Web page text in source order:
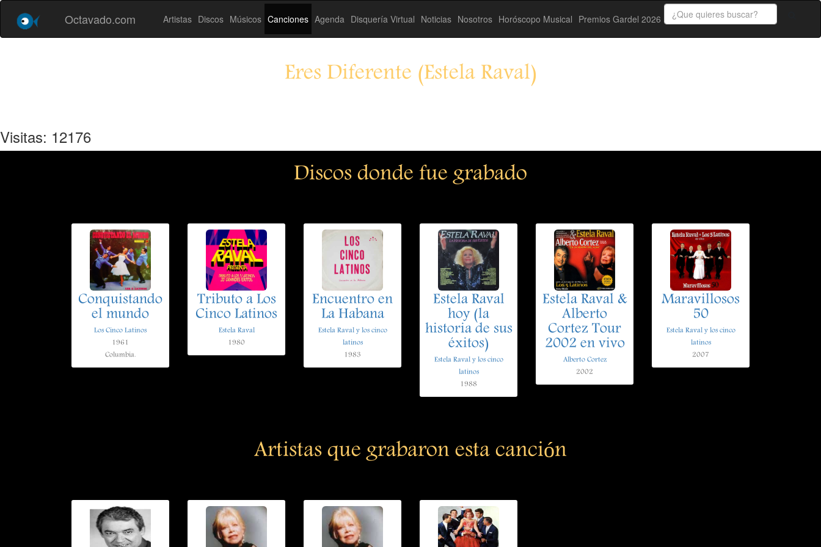
Octavado.com Artistas Discos Músicos Canciones Agenda Disquería Virtual Noticias Nosotros Horóscopo Musical Premios Gardel 2026
Eres Diferente (Estela Raval)
Visitas: 12176
Discos donde fue grabado
Conquistando
el mundo
Los Cinco Latinos
1961
Columbia.
Tributo a Los
Cinco Latinos
Estela Raval
1980
Encuentro en
La Habana
Estela Raval y los cinco
latinos
1983
Estela Raval
hoy (la
historia de sus
éxitos)
Estela Raval y los cinco
latinos
1988
Estela Raval &
Alberto
Cortez Tour
2002 en vivo
Alberto Cortez
2002
Maravillosos
50
Estela Raval y los cinco
latinos
2007
Artistas que grabaron esta canción